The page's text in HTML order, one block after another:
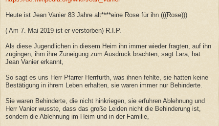
Heute ist Jean Vanier 83 Jahre alt****eine Rose für ihn (((Rose)))
( Am 7. Mai 2019 ist er verstorben) R.I.P.
Als diese Jugendlichen in diesem Heim ihn immer wieder fragten, auf ihn
zugingen, ihm ihre Zuneigung zum Ausdruck brachten, sagt Lara, hat
Jean Vanier erkannt,
So sagt es uns Herr Pfarrer Herrfurth, was ihnen fehlte, sie hatten keine
Bestätigung in ihrem Leben erhalten, sie waren immer nur Behinderte.
Sie waren Behinderte, die nicht hinkriegen, sie erfuhren Ablehnung und
Herr Vanier wusste, dass das große Leiden nicht die Behinderung ist,
sondern die Ablehnung im Heim und in der Familie,